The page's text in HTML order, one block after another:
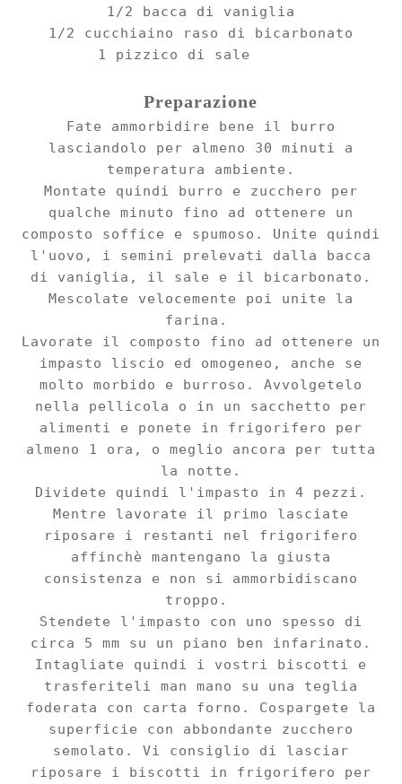
1/2 bacca di vaniglia
1/2 cucchiaino raso di bicarbonato
1 pizzico di sale
Preparazione
Fate ammorbid ire bene il burro
lasciandolo per almeno 30 minuti a
temperatu ra ambiente.
Montate quindi burro e zucchero per
qualche minuto fino ad ottenere un
composto soffice e spumoso. Unite quindi
l 'uovo, i semini prelevati dalla bacca
di vaniglia, il sale e il bicarbonato.
Mescolate
velocemente poi unite la
farina .
Lavorate il composto fino ad ottenere un
impasto liscio ed omogeneo, anche se
molto morbido e burroso. Avvolgetelo
nella pellicola o in un sacchetto per
alimenti e ponete in frigorifero pe r
almeno 1 ora, o meglio ancora per tutta
la notte.
Dividete quindi l'impasto in 4 pezzi.
Mentre lavo rate il primo lasciate
riposare i restanti nel frigorifero
affinchè mantengano la giusta
consistenza e non si ammorbidiscano
troppo.
Stendete l'impasto con uno spesso di
circa 5 mm su un piano ben infarinato .
Intagliate quindi i vostri biscotti e
trasferiteli man mano su una teglia
foderata con carta forno. Cospargete la
superficie con abbondante zucchero
semolato. Vi consiglio di lasciar
riposare i
biscotti in frigorifero per